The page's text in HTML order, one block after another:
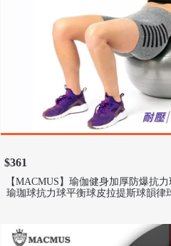
【MACMUS】瑜伽健身加厚防爆抗
瑜珈球抗力球平衡球皮拉提斯球韻律
$361